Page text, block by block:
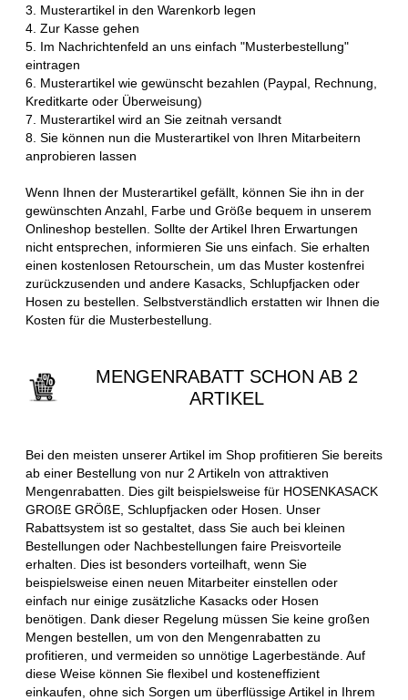
3. Musterartikel in den Warenkorb legen
4. Zur Kasse gehen
5. Im Nachrichtenfeld an uns einfach "Musterbestellung"
eintragen
6. Musterartikel wie gewünscht bezahlen (Paypal, Rechnung,
Kreditkarte oder Überweisung)
7. Musterartikel wird an Sie zeitnah versandt
8. Sie können nun die Musterartikel von Ihren Mitarbeitern
anprobieren lassen
Wenn Ihnen der Musterartikel gefällt, können Sie ihn in der
gewünschten Anzahl, Farbe und Größe bequem in unserem
Onlineshop bestellen. Sollte der Artikel Ihren Erwartungen
nicht entsprechen, informieren Sie uns einfach. Sie erhalten
einen kostenlosen Retourschein, um das Muster kostenfrei
zurückzusenden und andere Kasacks, Schlupfjacken oder
Hosen zu bestellen. Selbstverständlich erstatten wir Ihnen die
Kosten für die Musterbestellung.
MENGENRABATT SCHON AB 2
ARTIKEL
Bei den meisten unserer Artikel im Shop profitieren Sie bereits
ab einer Bestellung von nur 2 Artikeln von attraktiven
Mengenrabatten. Dies gilt beispielsweise für HOSENKASACK
GROßE GRÖßE, Schlupfjacken oder Hosen. Unser
Rabattsystem ist so gestaltet, dass Sie auch bei kleinen
Bestellungen oder Nachbestellungen faire Preisvorteile
erhalten. Dies ist besonders vorteilhaft, wenn Sie
beispielsweise einen neuen Mitarbeiter einstellen oder
einfach nur einige zusätzliche Kasacks oder Hosen
benötigen. Dank dieser Regelung müssen Sie keine großen
Mengen bestellen, um von den Mengenrabatten zu
profitieren, und vermeiden so unnötige Lagerbestände. Auf
diese Weise können Sie flexibel und kosteneffizient
einkaufen, ohne sich Sorgen um überflüssige Artikel in Ihrem